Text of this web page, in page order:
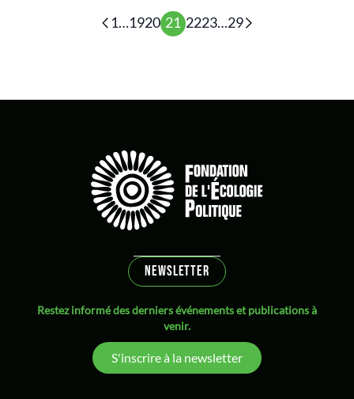
1…1920 21 2223…29
NEWSLETTER
Restez informé des derniers événements et publications à
venir.
S'inscrire à la newsletter